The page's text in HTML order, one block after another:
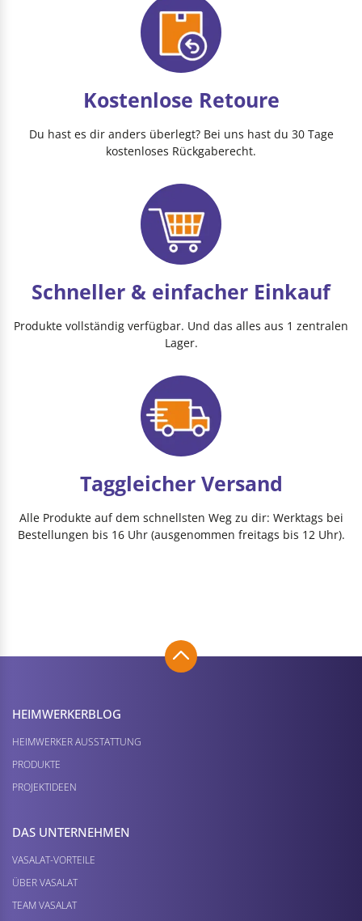
Kostenlose Retoure
Du hast es dir anders überlegt? Bei uns hast du 30 Tage
kostenloses Rückgaberecht.
Schneller & einfacher Einkauf
Produkte vollständig verfügbar. Und das alles aus 1 zentralen
Lager.
Taggleicher Versand
Alle Produkte auf dem schnellsten Weg zu dir: Werktags bei
Bestellungen bis 16 Uhr (ausgenommen freitags bis 12 Uhr).
HEIMWERKER­BLOG
HEIMWERKER AUSSTATTUNG
PRODUKTE
PROJEKTIDEEN
DAS UNTERNEHMEN
VASALAT-VORTEILE
ÜBER VASALAT
TEAM VASALAT